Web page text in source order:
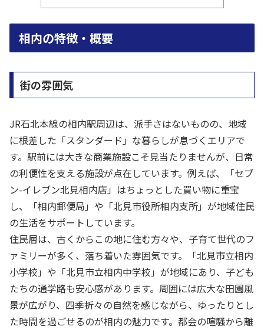
相内の特徴・概要
街の雰囲気
JR石北本線の相内駅周辺は、派手さはないものの、地域
に根差した「スタンダード」な暮らしが息づくエリアで
す。駅前には大きな商業施設こそ見当たりませんが、日常
の利便性を支える施設が点在しています。例えば、「セブ
ン-イレブン北見相内店」はちょっとした買い物に重宝
し、「相内郵便局」や「北見市役所相内支所」が地域住民
の生活をサポートしています。
住民層は、古くからこの地に住む方々や、子育て世代のフ
ァミリーが多く、落ち着いた雰囲気です。「北見市立相内
小学校」や「北見市立相内中学校」が地域にあり、子ども
たちの通学路も安心感があります。周囲には広大な田園風
景が広がり、四季折々の自然を感じながら、ゆったりとし
た時間を過ごせるのが相内の魅力です。都会の喧騒から離